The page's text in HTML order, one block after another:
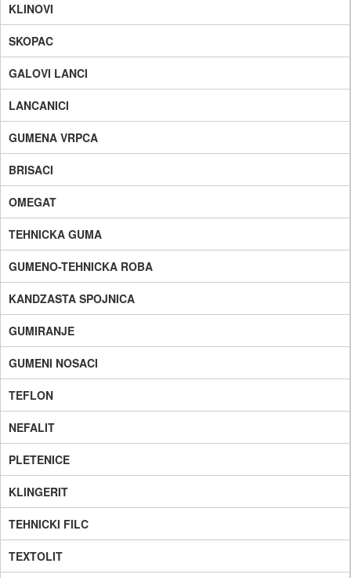
KLINOVI
SKOPAC
GALOVI LANCI
LANCANICI
GUMENA VRPCA
BRISACI
OMEGAT
TEHNICKA GUMA
GUMENO-TEHNICKA ROBA
KANDZASTA SPOJNICA
GUMIRANJE
GUMENI NOSACI
TEFLON
NEFALIT
PLETENICE
KLINGERIT
TEHNICKI FILC
TEXTOLIT